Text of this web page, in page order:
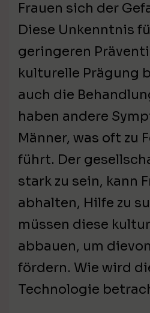
Frauen sich der
Diese Unkenntnis
geringeren
kulturelle Prägung
auch die
haben andere
Männer, was oft zu
führt. Der
stark zu sein, kann
abhalten, Hilfe zu
müssen diese
abbauen, um
fördern. Wie wird
Technologie